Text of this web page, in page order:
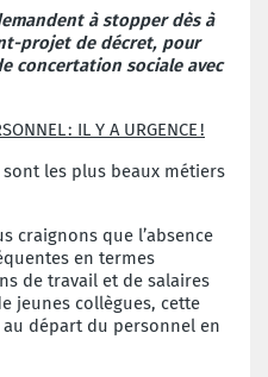
à stopper dès à
projet de décret, pour
concertation sociale avec
: IL Y A URGENCE!
sont les plus beaux métiers
craignons que l’absence
en termes
de travail et de salaires
jeunes collègues, cette
départ du personnel en